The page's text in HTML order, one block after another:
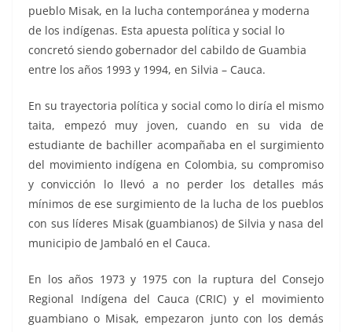
pueblo Misak, en la lucha contemporánea y moderna
de los indígenas. Esta apuesta política y social lo
concretó siendo gobernador del cabildo de Guambia
entre los años 1993 y 1994, en Silvia – Cauca.
En su trayectoria política y social como lo diría el mismo
taita, empezó muy joven, cuando en su vida de
estudiante de bachiller acompañaba en el surgimiento
del movimiento indígena en Colombia, su compromiso
y convicción lo llevó a no perder los detalles más
mínimos de ese surgimiento de la lucha de los pueblos
con sus líderes Misak (guambianos) de Silvia y nasa del
municipio de Jambaló en el Cauca.
En los años 1973 y 1975 con la ruptura del Consejo
Regional Indígena del Cauca (CRIC) y el movimiento
guambiano o Misak, empezaron junto con los demás